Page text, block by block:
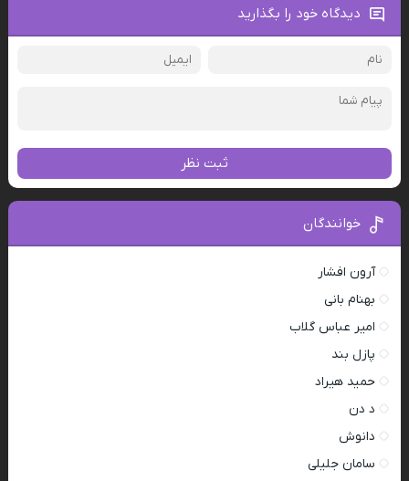
دیدگاه خود را بگذارید
ثبت نظر
خوانندگان
آرون افشار
بهنام بانی
امیر عباس گلاب
پازل بند
حمید هیراد
د دن
دانوش
سامان جلیلی